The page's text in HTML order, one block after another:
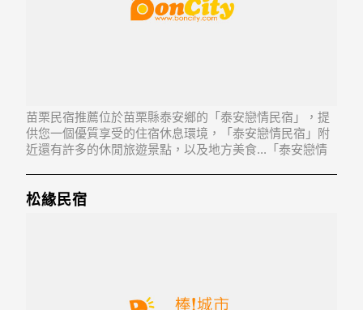
苗栗民宿推薦位於苗栗縣泰安鄉的「泰安戀情民宿」，提
供您一個優質享受的住宿休息環境，「泰安戀情民宿」附
近還有許多的休閒旅遊景點，以及地方美食...「泰安戀情
松緣民宿